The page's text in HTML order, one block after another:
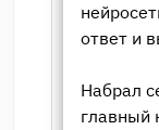
ответ и
Набрал
главный